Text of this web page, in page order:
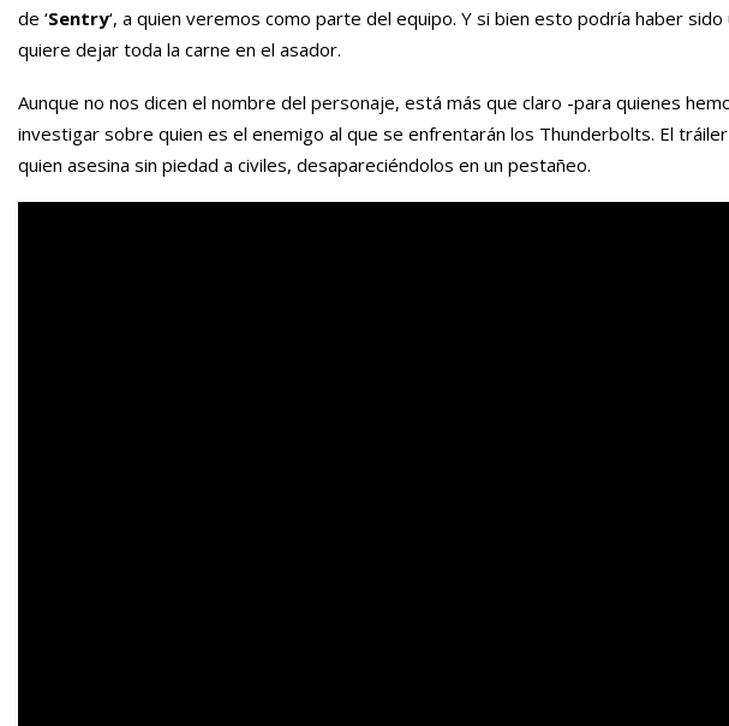
de ‘Sentry‘, a quien veremos como parte del equipo. Y si bien esto podría haber
quiere dejar toda la carne en el asador.
Aunque no nos dicen el nombre del personaje, está más que claro -para quienes
investigar sobre quien es el enemigo al que se enfrentarán los Thunderbolts. El
quien asesina sin piedad a civiles, desapareciéndolos en un pestañeo.